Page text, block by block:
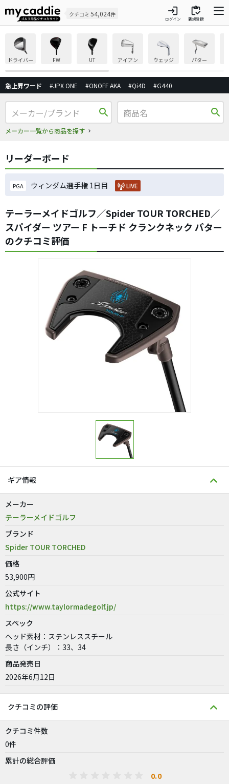
クチコミ 54,024件 login
ログイン
inventory
新規登録
ドライバー FW UT アイアン ウェッジ パター
急上昇ワード #JPX ONE #ONOFF AKA #Qi4D #G440
search
メーカー一覧から商品を探す
search
リーダーボード
PGA ウィンダム選手権 1日目 LIVE
テーラーメイドゴルフ／Spider TOUR TORCHED／
スパイダー ツアー F トーチド クランクネック パター
のクチコミ評価
ギア情報
メーカー
テーラーメイドゴルフ
ブランド
Spider TOUR TORCHED
価格
53,900円
公式サイト
https://www.taylormadegolf.jp/
スペック
ヘッド素材：ステンレススチール
長さ（インチ）：33、34
商品発売日
2026年6月12日
クチコミの評価
クチコミ件数
0件
累計の総合評価
0.0